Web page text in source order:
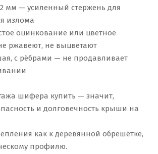
мм — усиленный стержень для
излома
оцинкование или цветное
ржавеют, не выцветают
с рёбрами — не продавливает
шифера купить — значит,
и долговечность крыши на
как к деревянной обрешётке,
профилю.